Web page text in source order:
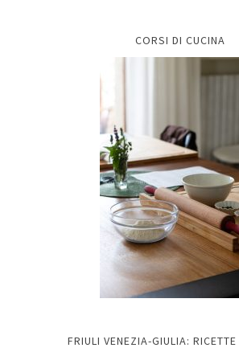
CORSI DI CUCINA
FRIULI VENEZIA-GIULIA: RICETTE